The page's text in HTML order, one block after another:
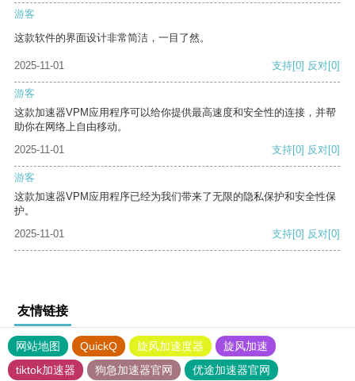
游客
这款软件的界面设计非常简洁，一目了然。
2025-11-01 支持[0] 反对[0]
游客
这款加速器VPM应用程序可以给你提供最高速度和安全性的连接，并帮
助你在网络上自由移动。
2025-11-01
支持[0] 反对[0]
游客
这款加速器VPM应用程序已经为我们带来了无限的隐私保护和安全性保
护。
2025-11-01
支持[0] 反对[0]
友情链接
网站地图 QuickQ 旋风加速度器
旋风加速
tiktok加速器
狗急加速器官网 优途加速器官网